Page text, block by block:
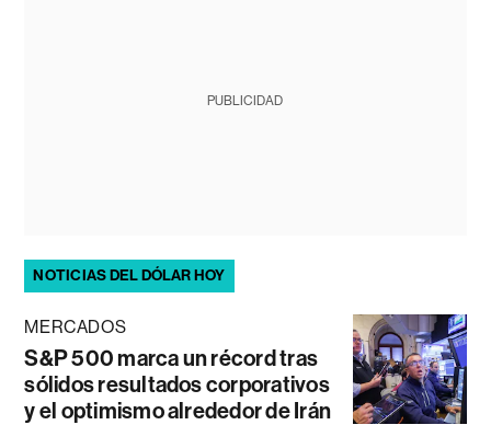
PUBLICIDAD
NOTICIAS DEL DÓLAR HOY
MERCADOS
S&P 500 marca un récord tras
sólidos resultados corporativos
y el optimismo alrededor de Irán